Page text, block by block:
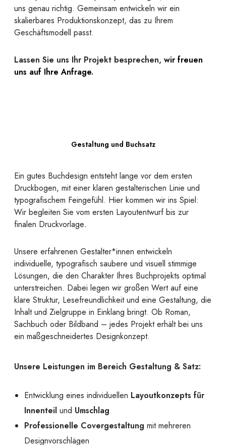
uns genau richtig. Gemeinsam entwickeln wir ein
skalierbares Produktionskonzept, das zu Ihrem
Geschäftsmodell passt.
Lassen Sie uns Ihr Projekt besprechen, wir freuen
uns auf Ihre Anfrage.
Gestaltung und Buchsatz
Ein gutes Buchdesign entsteht lange vor dem ersten
Druckbogen, mit einer klaren gestalterischen Linie und
typografischem Feingefühl. Hier kommen wir ins Spiel:
Wir begleiten Sie vom ersten Layoutentwurf bis zur
finalen Druckvorlage.
Unsere erfahrenen Gestalter*innen entwickeln
individuelle, typografisch saubere und visuell stimmige
Lösungen, die den Charakter Ihres Buchprojekts optimal
unterstreichen. Dabei legen wir großen Wert auf eine
klare Struktur, Lesefreundlichkeit und eine Gestaltung, die
Inhalt und Zielgruppe in Einklang bringt. Ob Roman,
Sachbuch oder Bildband – jedes Projekt erhält bei uns
ein maßgeschneidertes Designkonzept.
Unsere Leistungen im Bereich Gestaltung & Satz:
Entwicklung eines individuellen Layoutkonzepts für
Innenteil und Umschlag
Professionelle Covergestaltung mit mehreren
Designvorschlägen